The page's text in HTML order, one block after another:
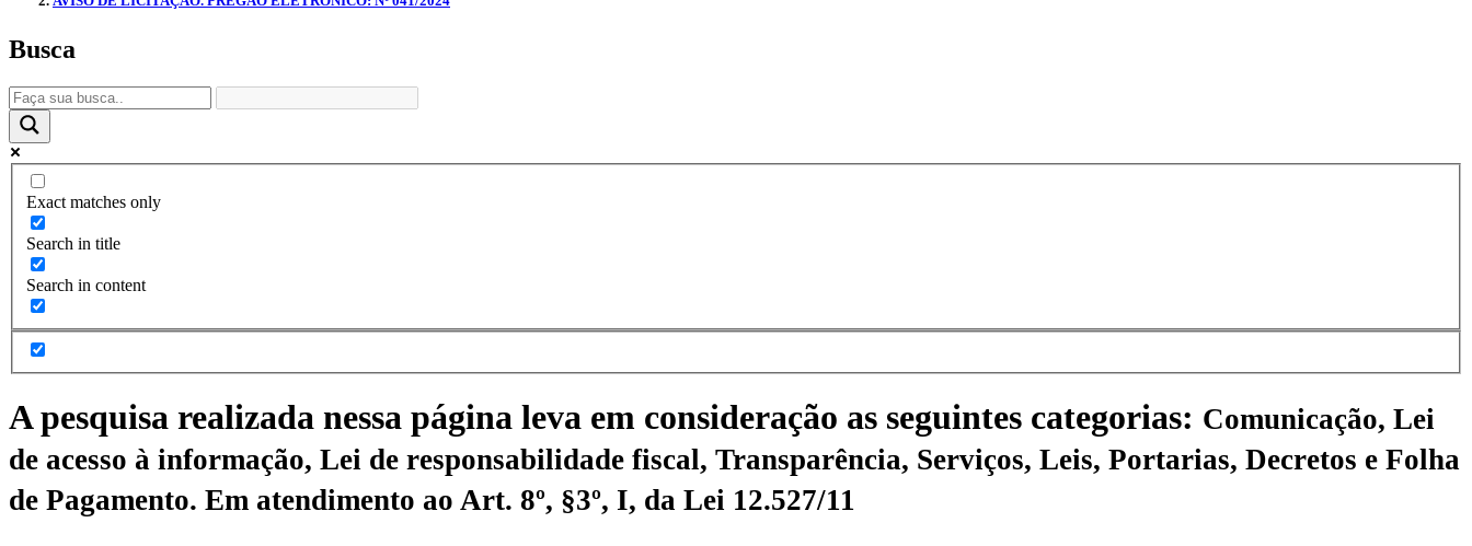
Busca
Exact matches only
Search in title
Search in content
A pesquisa realizada nessa página leva em consideração as seguintes categorias: Comunicação, Lei
de acesso à informação, Lei de responsabilidade fiscal, Transparência, Serviços, Leis, Portarias, Decretos e Folha
de Pagamento. Em atendimento ao Art. 8º, §3º, I, da Lei 12.527/11